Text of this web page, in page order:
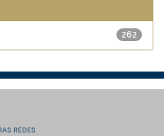
262
redes